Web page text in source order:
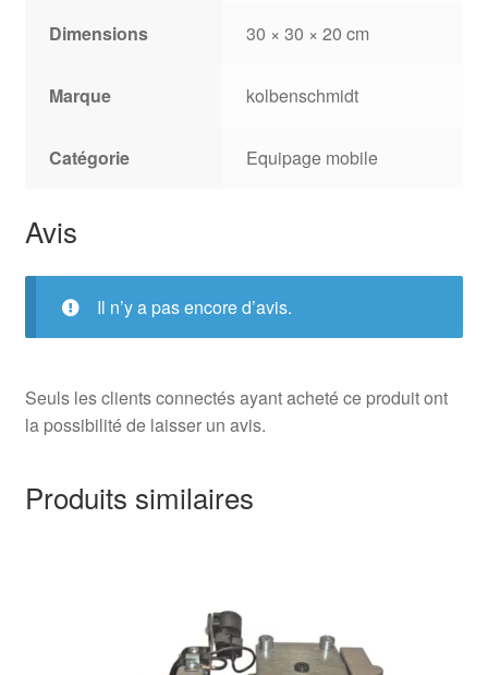
Dimensions 30 × 30 × 20 cm
Marque kolbenschmidt
Catégorie Equipage mobile
Avis
Il n’y a pas encore d’avis.
Seuls les clients connectés ayant acheté ce produit ont
la possibilité de laisser un avis.
Produits similaires